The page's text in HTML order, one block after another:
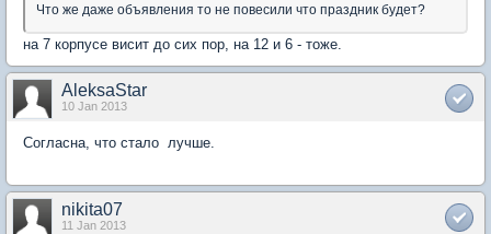
Что же даже объявления то не повесили что праздник будет?
на 7 корпусе висит до сих пор, на 12 и 6 - тоже.
AleksaStar
10 Jan 2013
Согласна, что стало лучше.
nikita07
11 Jan 2013